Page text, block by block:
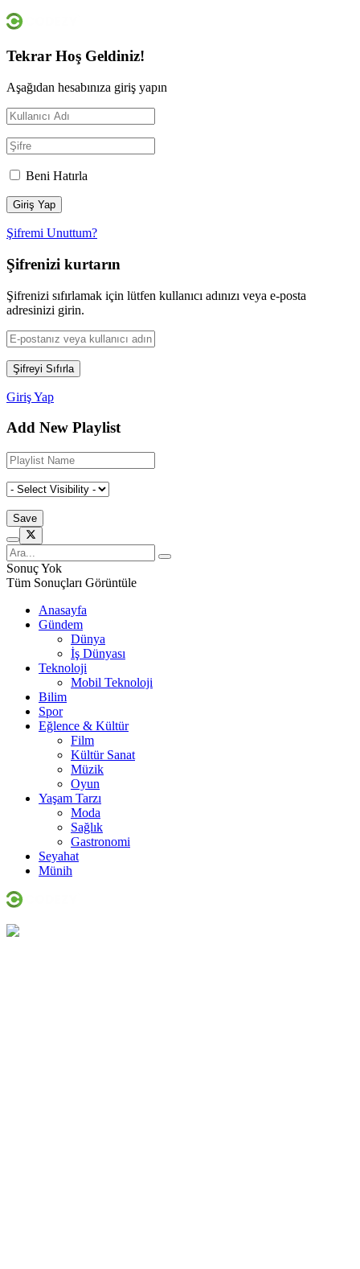
Tekrar Hoş Geldiniz!
Aşağıdan hesabınıza giriş yapın
Beni Hatırla
Şifremi Unuttum?
Şifrenizi kurtarın
Şifrenizi sıfırlamak için lütfen kullanıcı adınızı veya e-posta
adresinizi girin.
Giriş Yap
Add New Playlist
Sonuç Yok
Tüm Sonuçları Görüntüle
Anasayfa
Gündem
Dünya
İş Dünyası
Teknoloji
Mobil Teknoloji
Bilim
Spor
Eğlence & Kültür
Film
Kültür Sanat
Müzik
Oyun
Yaşam Tarzı
Moda
Sağlık
Gastronomi
Seyahat
Münih